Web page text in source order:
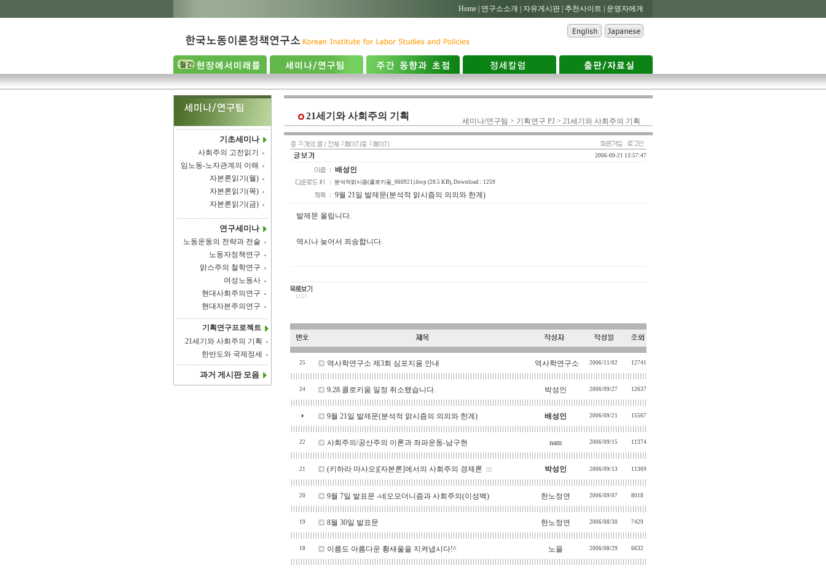
Home | 연구소소개 | 자유게시판 | 추천사이트 | 운영자에게
기초세미나
사회주의 고전읽기
임노동-노자관계의 이해
자본론읽기(월)
자본론읽기(목)
자본론읽기(금)
연구세미나
노동운동의 전략과 전술
노동자정책연구
맑스주의 철학연구
여성노동사
현대사회주의연구
현대자본주의연구
기획연구프로젝트
21세기와 사회주의 기획
한반도와 국제정세
과거 게시판 모음
21세기와 사회주의 기획 세미나/연구팀 > 기획연구 PJ > 21세기와 사회주의 기획
25 2
1
2006-09-21 13:57:47
배성인
분석적맑시즘(콜로키움_060921).hwp (28.5 KB), Download : 1259
9월 21일 발제문(분석적 맑시즘의 의의와 한계)
발제문 올립니다.
역시나 늦어서 죄송합니다.
25 역사학연구소 제3회 심포지움 안내 역사학연구소 2006/11/02 12741
24 9.28.콜로키움 일정 취소됐습니다. 박성인 2006/09/27 12637
9월 21일 발제문(분석적 맑시즘의 의의와 한계) 배성인 2006/09/21 15567
22 사회주의/공산주의 이론과 좌파운동-남구현 nam 2006/09/15 11374
21 (키하라 마사오)[자본론]에서의 사회주의 경제론 [1] 박성인 2006/09/13 11369
20 9월 7일 발표문 -네오모더니즘과 사회주의(이성백) 한노정연 2006/09/07 8018
19 8월 30일 발표문 한노정연 2006/08/30 7429
18 이름도 아름다운 황새울을 지켜냅시다!^ 노을 2006/08/29 6632